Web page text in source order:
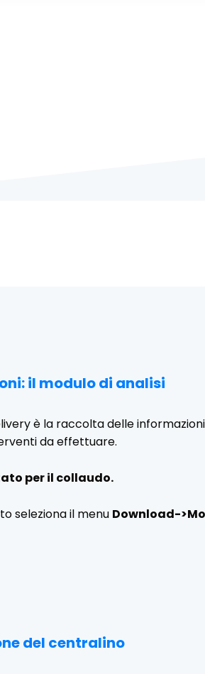
il modulo di analisi
è la raccolta delle
da effettuare.
per il collaudo.
seleziona il menu Download-
del centralino